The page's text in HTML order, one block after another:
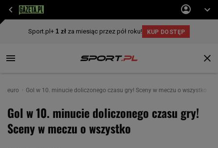
euro Gol w 10. minucie doliczonego czasu gry! Sceny w meczu o wszystko
Gol w 10. minucie doliczonego czasu gry!
Sceny w meczu o wszystko